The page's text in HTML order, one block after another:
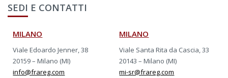
SEDI E CONTATTI
MILANO
Viale Edoardo Jenner, 38
20159 – Milano (MI)
info@frareg.com
MILANO
Viale Santa Rita da Cascia, 33
20143 – Milano (MI)
mi-sr@frareg.com